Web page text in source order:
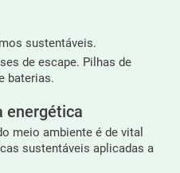
sustentáveis.
de escape. Pilhas de
baterias.
energética
meio ambiente é de vital
sustentáveis ​​aplicadas a